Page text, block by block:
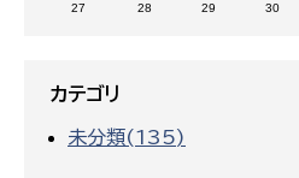
27
28 29 30
カテゴリ
未分類(135)